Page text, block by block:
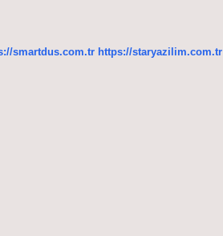
smartdus.com.tr https://staryazilim.com.tr